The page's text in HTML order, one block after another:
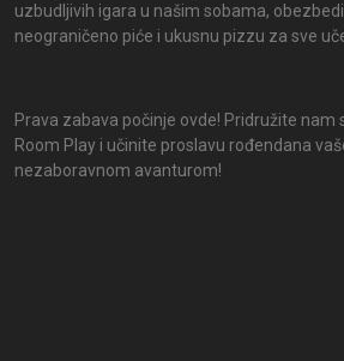
uzbudljivih igara u našim sobama,
neograničeno piće i ukusnu pizzu za sve
Prava zabava počinje ovde! Pridružite nam
Room Play i učinite proslavu rođendana
nezaboravnom avanturom!